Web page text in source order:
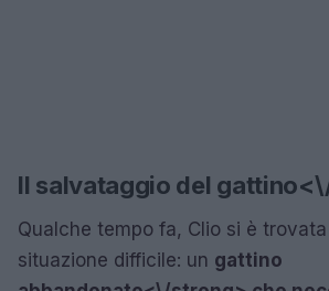
Il salvataggio del
Qualche tempo fa, Clio si è
situazione difficile: un gattino